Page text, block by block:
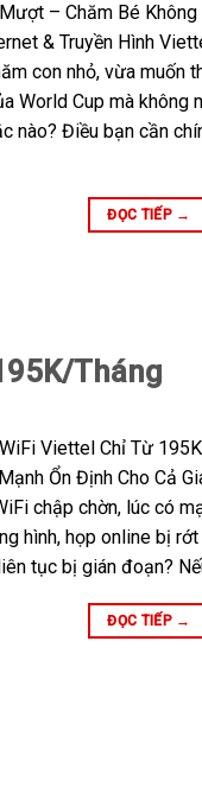
– Chăm Bé
& Truyền Hình
con nhỏ, vừa muốn
World Cup mà không
nào? Điều bạn cần
ĐỌC TIẾP →
Tháng
Viettel Chỉ Từ
Ổn Định Cho Cả
chập chờn, lúc có
hình, họp online bị
tục bị gián đoạn?
ĐỌC TIẾP →